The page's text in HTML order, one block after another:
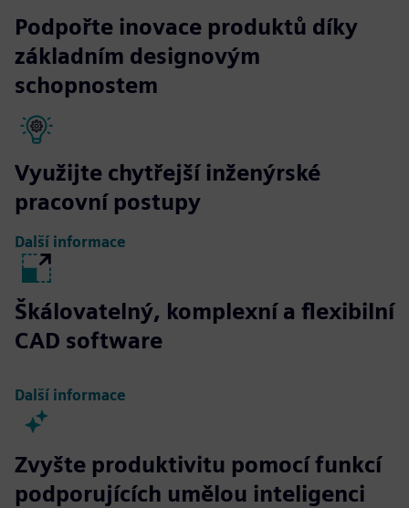
Podpořte inovace produktů díky
základním designovým
schopnostem
Využijte chytřejší inženýrské
pracovní postupy
Další informace
Škálovatelný, komplexní a flexibilní
CAD software
Další informace
Zvyšte produktivitu pomocí funkcí
podporujících umělou inteligenci